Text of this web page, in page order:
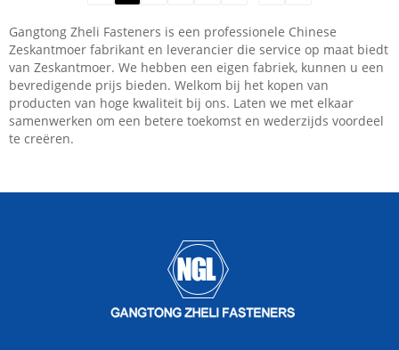
Gangtong Zheli Fasteners is een professionele Chinese
Zeskantmoer fabrikant en leverancier die service op maat biedt
van Zeskantmoer. We hebben een eigen fabriek, kunnen u een
bevredigende prijs bieden. Welkom bij het kopen van
producten van hoge kwaliteit bij ons. Laten we met elkaar
samenwerken om een ​​betere toekomst en wederzijds voordeel
te creëren.